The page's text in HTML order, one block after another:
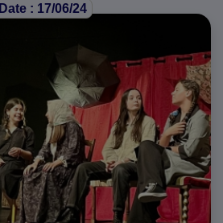
Date : 17/06/24